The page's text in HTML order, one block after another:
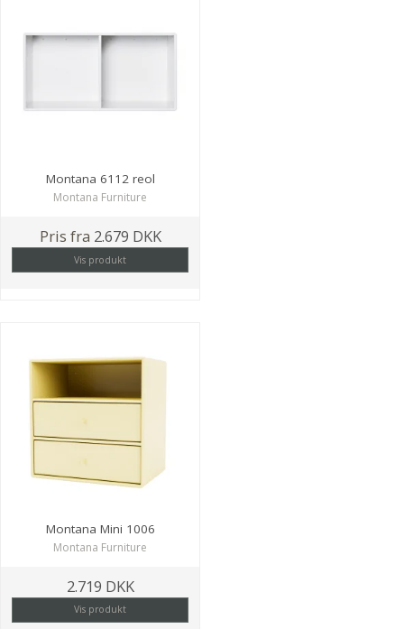
Montana 6112 reol
Montana Furniture
Pris fra 2.679 DKK
Vis produkt
Montana Mini 1006
Montana Furniture
2.719 DKK
Vis produkt